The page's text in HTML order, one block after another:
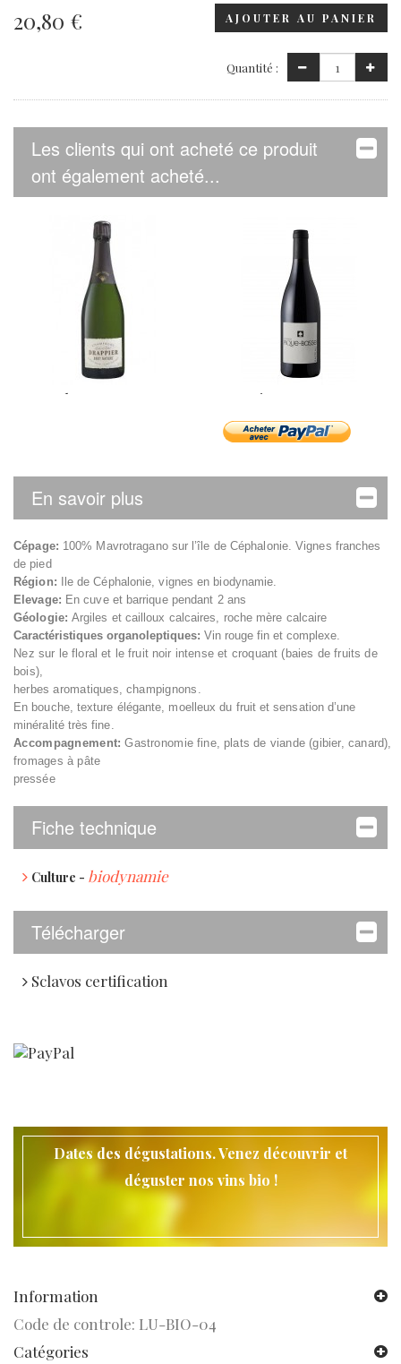
20,80 € AJOUTER AU PANIER
Quantité :
Les clients qui ont acheté ce produit
ont également acheté...
Champagne... Pique-Basse...
En savoir plus
Cépage: 100% Mavrotragano sur l’île de Céphalonie. Vignes franches
de pied
Région: Ile de Céphalonie, vignes en biodynamie.
Elevage: En cuve et barrique pendant 2 ans
Géologie: Argiles et cailloux calcaires, roche mère calcaire
Caractéristiques organoleptiques: Vin rouge fin et complexe.
Nez sur le floral et le fruit noir intense et croquant (baies de fruits de
bois),
herbes aromatiques, champignons.
En bouche, texture élégante, moelleux du fruit et sensation d’une
minéralité très fine.
Accompagnement: Gastronomie fine, plats de viande (gibier, canard),
fromages à pâte
pressée
Fiche technique
Culture - biodynamie
Télécharger
Sclavos certification
Dates des dégustations. Venez découvrir et
déguster nos vins bio !
Information
Code de controle: LU-BIO-04
Catégories